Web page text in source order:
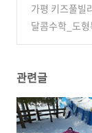
가평 키즈풀빌
컴)
(1)
달콤수학_도
관련글